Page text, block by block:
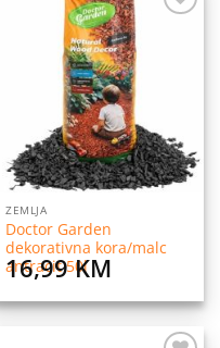
ZEMLJA
Doctor Garden
dekorativna kora/malc
antracit 50l
16,99KM